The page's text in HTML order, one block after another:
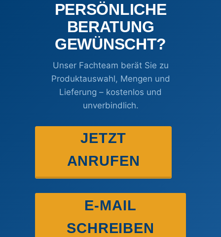
PERSÖNLICHE
BERATUNG
GEWÜNSCHT?
Unser Fachteam berät Sie zu
Produktauswahl, Mengen und
Lieferung – kostenlos und
unverbindlich.
JETZT
ANRUFEN
E-MAIL
SCHREIBEN